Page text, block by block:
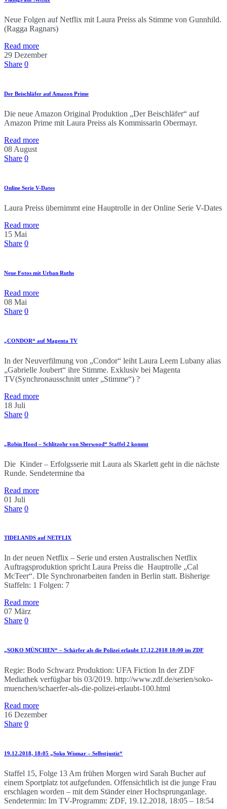
Neue Folgen auf Netflix mit Laura Preiss als Stimme von Gunnhild.
(Ragga Ragnars)
Read more
29 Dezember
Share 0
Der Beischläfer auf Amazon Prime
Die neue Amazon Original Produktion „Der Beischläfer“ auf
Amazon Prime mit Laura Preiss als Kommissarin Obermayr.
Read more
08 August
Share 0
Online Serie V-Dates
Laura Preiss übernimmt eine Hauptrolle in der Online Serie V-Dates
Read more
15 Mai
Share 0
Neue Fotos mit Urban Ruths
Read more
08 Mai
Share 0
„CONDOR“ auf Magenta TV
In der Neuverfilmung von „Condor“ leiht Laura Leem Lubany alias
„Gabrielle Joubert“ ihre Stimme. Exklusiv bei Magenta
TV(Synchronausschnitt unter „Stimme“) ?
Read more
18 Juli
Share 0
„Robin Hood – Schlitzohr von Sherwood“ Staffel 2 kommt
Die Kinder – Erfolgsserie mit Laura als Skarlett geht in die nächste
Runde. Sendetermine tba
Read more
01 Juli
Share 0
TIDELANDS auf NETFLIX
In der neuen Netflix – Serie und ersten Australischen Netflix
Auftragsproduktion spricht Laura Preiss die Hauptrolle „Cal
McTeer“. DIe Synchronarbeiten fanden in Berlin statt. Bisherige
Staffeln: 1 Folgen: 7
Read more
07 März
Share 0
„SOKO MÜNCHEN“ – Schärfer als die Polizei erlaubt 17.12.2018 18:00 im ZDF
Regie: Bodo Schwarz Produktion: UFA Fiction In der ZDF
Mediathek verfügbar bis 03/2019. http://www.zdf.de/serien/soko-
muenchen/schaerfer-als-die-polizei-erlaubt-100.html
Read more
16 Dezember
Share 0
19.12.2018, 18:05 „Soko Wismar – Selbstjustiz“
Staffel 15, Folge 13 Am frühen Morgen wird Sarah Bucher auf
einem Sportplatz tot aufgefunden. Offensichtlich ist die junge Frau
erschlagen worden – mit dem Ständer einer Hochsprunganlage.
Sendetermin: Im TV-Programm: ZDF, 19.12.2018, 18:05 – 18:54